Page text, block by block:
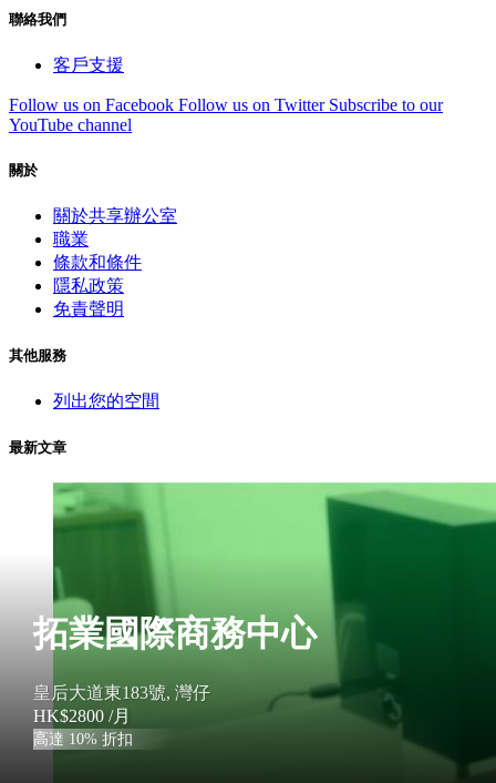
拓業國際商務中心
皇后大道東183號, 灣仔
HK$2800 /月
高達 10% 折扣
聯絡我們
客戶支援
Follow us on Facebook Follow us on Twitter Subscribe to our
YouTube channel
關於
關於共享辦公室
職業
條款和條件
隱私政策
免責聲明
其他服務
列出您的空間
最新文章